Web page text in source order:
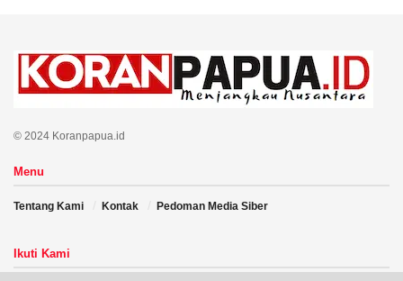
© 2024 Koranpapua.id
Menu
Tentang Kami Kontak Pedoman Media Siber
Ikuti Kami